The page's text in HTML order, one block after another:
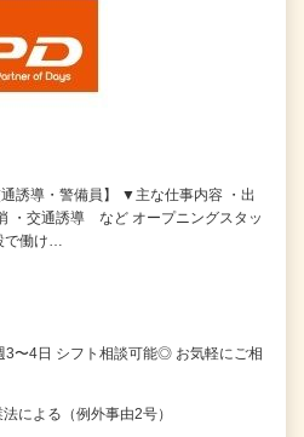
通誘導・警備員】 ▼主な仕事内容 ・出
・交通誘導 など オープニングスタッ
で働け…
〜4日 シフト相談可能◎ お気軽にご相
による（例外事由2号）